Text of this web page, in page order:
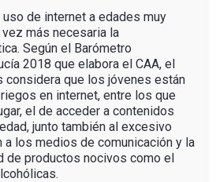
de internet a edades muy
más necesaria la
Según el Barómetro
2018 que elabora el CAA, el
considera que los jóvenes están
en internet, entre los que
el de acceder a contenidos
junto también al excesivo
los medios de comunicación y la
de productos nocivos como el